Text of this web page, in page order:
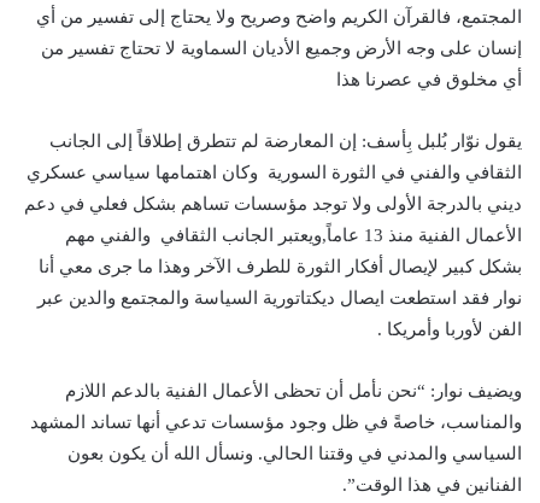
المجتمع، فالقرآن الكريم واضح وصريح ولا يحتاج إلى تفسير من أي
إنسان على وجه الأرض وجميع الأديان السماوية لا تحتاج تفسير من
أي مخلوق في عصرنا هذا
يقول نوّار بُلبل بِأسف: إن المعارضة لم تتطرق إطلاقاً إلى الجانب
الثقافي والفني في الثورة السورية وكان اهتمامها سياسي عسكري
ديني بالدرجة الأولى ولا توجد مؤسسات تساهم بشكل فعلي في دعم
الأعمال الفنية منذ 13 عاماً,ويعتبر الجانب الثقافي والفني مهم
بشكل كبير لإيصال أفكار الثورة للطرف الآخر وهذا ما جرى معي أنا
نوار فقد استطعت ايصال ديكتاتورية السياسة والمجتمع والدين عبر
الفن لأوربا وأمريكا .
ويضيف نوار: “نحن نأمل أن تحظى الأعمال الفنية بالدعم اللازم
والمناسب، خاصةً في ظل وجود مؤسسات تدعي أنها تساند المشهد
السياسي والمدني في وقتنا الحالي. ونسأل الله أن يكون بعون
الفنانين في هذا الوقت”.